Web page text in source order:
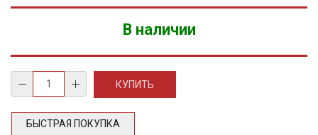
В наличии
БЫСТРАЯ ПОКУПКА